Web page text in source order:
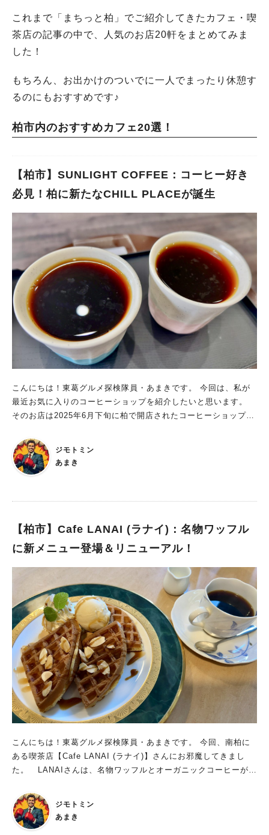
これまで「まちっと柏」でご紹介してきたカフェ・喫
茶店の記事の中で、人気のお店20軒をまとめてみま
した！
もちろん、お出かけのついでに一人でまったり休憩す
るのにもおすすめです♪
柏市内のおすすめカフェ20選！
【柏市】SUNLIGHT COFFEE：コーヒー好き
必見！柏に新たなCHILL PLACEが誕生
こんにちは！東葛グルメ探検隊員・あまきです。 今回は、私が
最近お気に入りのコーヒーショップを紹介したいと思います。
そのお店は2025年6月下旬に柏で開店されたコーヒーショップ
だける上、 マスターや常連さんとフランクに話しながらゆった
りと寛げる部分も魅力的なお店です。 SUNLIGHT COFFEE：
住宅街にある、地域住民憩いの場！ JR柏駅東口から徒歩約12
む、穏やかな雰囲気のお店。その中でコーヒーを楽しめるお店に
も多種。目の前でコーヒーを挽き、淹れていく過程を見ることが
できます。 マスターが元プロボクサーという異色の経歴を持た
アリのポスターも置かれています。 引退後は営業職に就かれて
いたそうですが、 激務で疲労が溜まっている時にご友人から勧
められてコーヒーを嗜みはじめ、 飲んでいる時に感じる癒し効
果の素晴らしさに感銘を受けられたとのこと。 また、自分でコ
ーヒーを淹れるのにもリラックス効果があることに気づかれ、
そのような癒し・リラックス空間を提供するようなお仕事をした
いと思って始められたお店。 開店とともに一気に人気となり、
近隣の住民の方々や、近くにあるホテルに泊まられている外国人
観光客の方々が多く訪れているお店です。 基本的にメニューは
コーヒーのみ。 ですが、常に2種のコーヒー豆を浅煎り・中煎
を選び、楽しませていただけるお店。 さらにハンドドリップ、
エスプレッソ、ラテ、モカ、アメリカーノ、オレや水出しコーヒ
ーのほかに、 アレンジコーヒーもいただくことができるので、
ぶことができます。 豆も世界中から仕入れておられ、定期的に
取り扱っている種類が変わるので、常に新しい味に出会うことが
できます。 焙煎度の違うコーヒーを飲み比べできます SUNLI
ジモトミン
あまき
【柏市】Cafe LANAI (ラナイ)：名物ワッフル
に新メニュー登場＆リニューアル！
こんにちは！東葛グルメ探検隊員・あまきです。 今回、南柏に
ある喫茶店【Cafe LANAI (ラナイ)】さんにお邪魔してきまし
た。 LANAIさんは、名物ワッフルとオーガニックコーヒーが人
ています。 まちっと柏でも以前紹介させていただきました。 h
ttps://machitto.jp/kashiwa/155748/ そんなLANAIさん、6月
からワッフルに新メニューが登場したとのこと。 その情報を得
ジモトミン
あまき